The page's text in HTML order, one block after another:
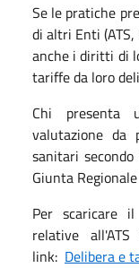
Se le pratiche
di altri Enti (ATS,
anche i diritti di
tariffe da loro
Chi presenta
valutazione da
sanitari
Giunta
Per scaricare
relative
link: Delibera e